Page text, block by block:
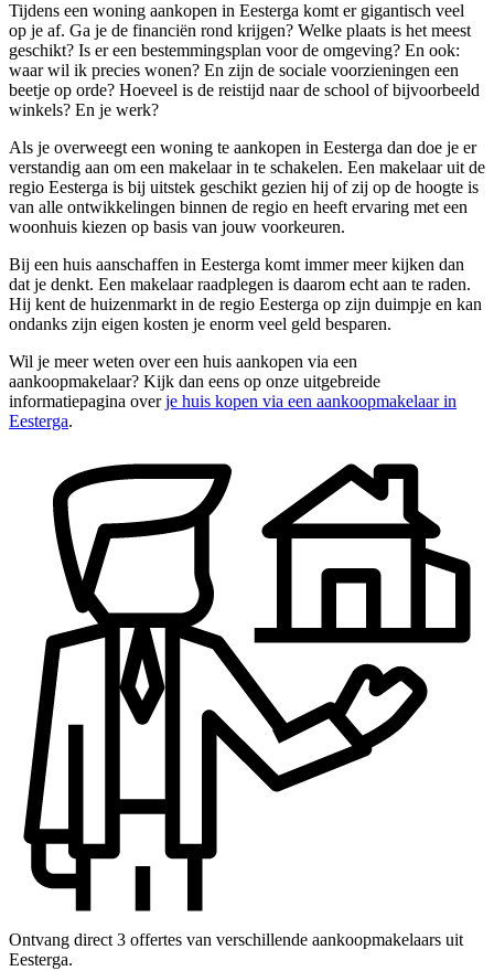
Tijdens een woning aankopen in Eesterga komt er gigantisch veel
op je af. Ga je de financiën rond krijgen? Welke plaats is het meest
geschikt? Is er een bestemmingsplan voor de omgeving? En ook:
waar wil ik precies wonen? En zijn de sociale voorzieningen een
beetje op orde? Hoeveel is de reistijd naar de school of bijvoorbeeld
winkels? En je werk?
Als je overweegt een woning te aankopen in Eesterga dan doe je er
verstandig aan om een makelaar in te schakelen. Een makelaar uit de
regio Eesterga is bij uitstek geschikt gezien hij of zij op de hoogte is
van alle ontwikkelingen binnen de regio en heeft ervaring met een
woonhuis kiezen op basis van jouw voorkeuren.
Bij een huis aanschaffen in Eesterga komt immer meer kijken dan
dat je denkt. Een makelaar raadplegen is daarom echt aan te raden.
Hij kent de huizenmarkt in de regio Eesterga op zijn duimpje en kan
ondanks zijn eigen kosten je enorm veel geld besparen.
Wil je meer weten over een huis aankopen via een
aankoopmakelaar? Kijk dan eens op onze uitgebreide
informatiepagina overje huis kopen via een aankoopmakelaar in
Eesterga.
Ontvang direct 3 offertes van verschillende aankoopmakelaars uit
Eesterga.